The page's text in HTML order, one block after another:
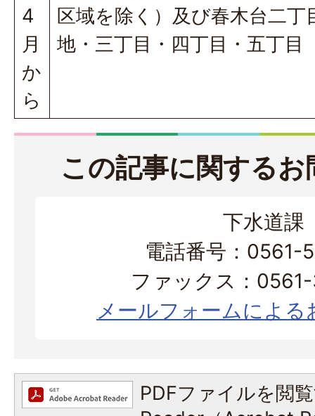
4
月
か
ら
区域を除く）及び春木台二丁
地・三丁目・四丁目・五丁目
この記事に関する
下水道課
電話番号：0561-
ファックス：
メールフォームによる
PDFファイルを閲